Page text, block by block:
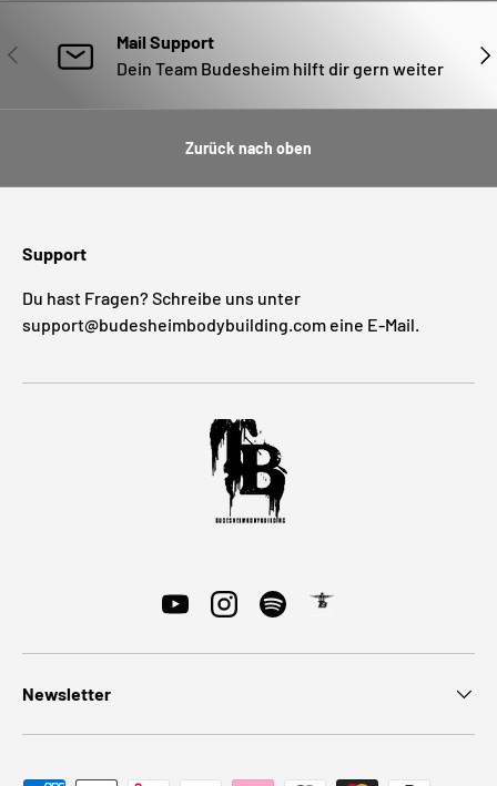
VORHERIGE
Mail Support
Dein Team Budesheim hilft dir gern weiter
Zurück nach oben
Support
Du hast Fragen? Schreibe uns unter
support@budesheimbodybuilding.com eine E-Mail.
YouTubeInstagramSpotify
Newsletter